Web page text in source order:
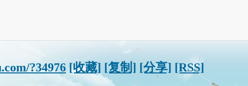
?34976 [收藏] [复制] [分享] [RSS]